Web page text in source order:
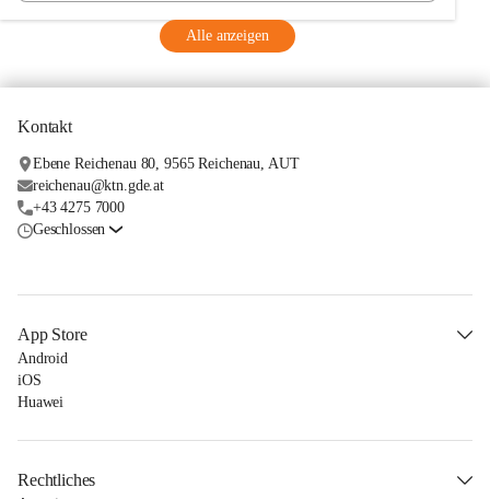
Alle anzeigen
Kontakt
Ebene Reichenau 80, 9565 Reichenau, AUT
reichenau@ktn.gde.at
+43 4275 7000
Geschlossen
App Store
Android
iOS
Huawei
Rechtliches